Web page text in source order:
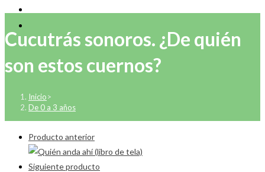
Cucutrás sonoros. ¿De quién
son estos cuernos?
Inicio>
De 0 a 3 años
Producto anterior
Siguiente producto